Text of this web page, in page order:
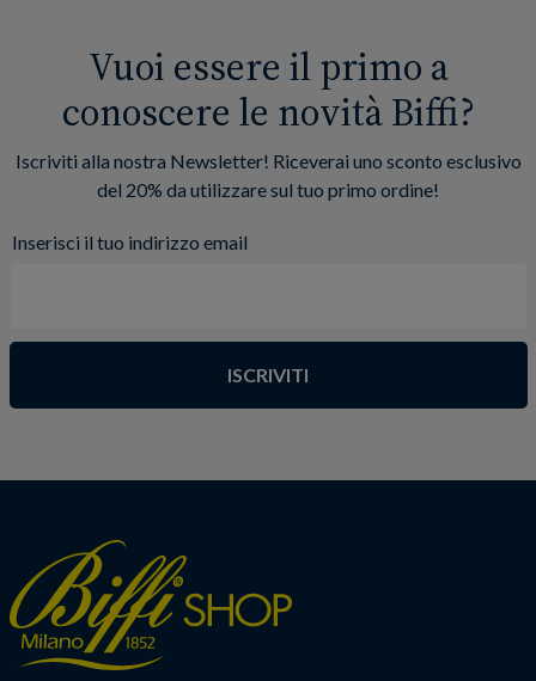
Vuoi essere il primo a
conoscere le novità Biffi?
Iscriviti alla nostra Newsletter! Riceverai uno sconto esclusivo
del 20% da utilizzare sul tuo primo ordine!
Inserisci il tuo indirizzo email
ISCRIVITI